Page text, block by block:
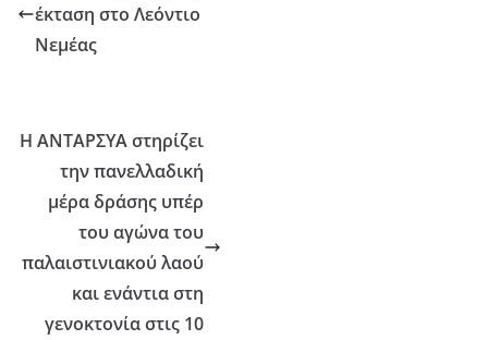
έκταση στο Λεόντιο
Νεμέας
Η ΑΝΤΑΡΣΥΑ στηρίζει
την πανελλαδική
μέρα δράσης υπέρ
του αγώνα του
παλαιστινιακού λαού
και ενάντια στη
γενοκτονία στις 10